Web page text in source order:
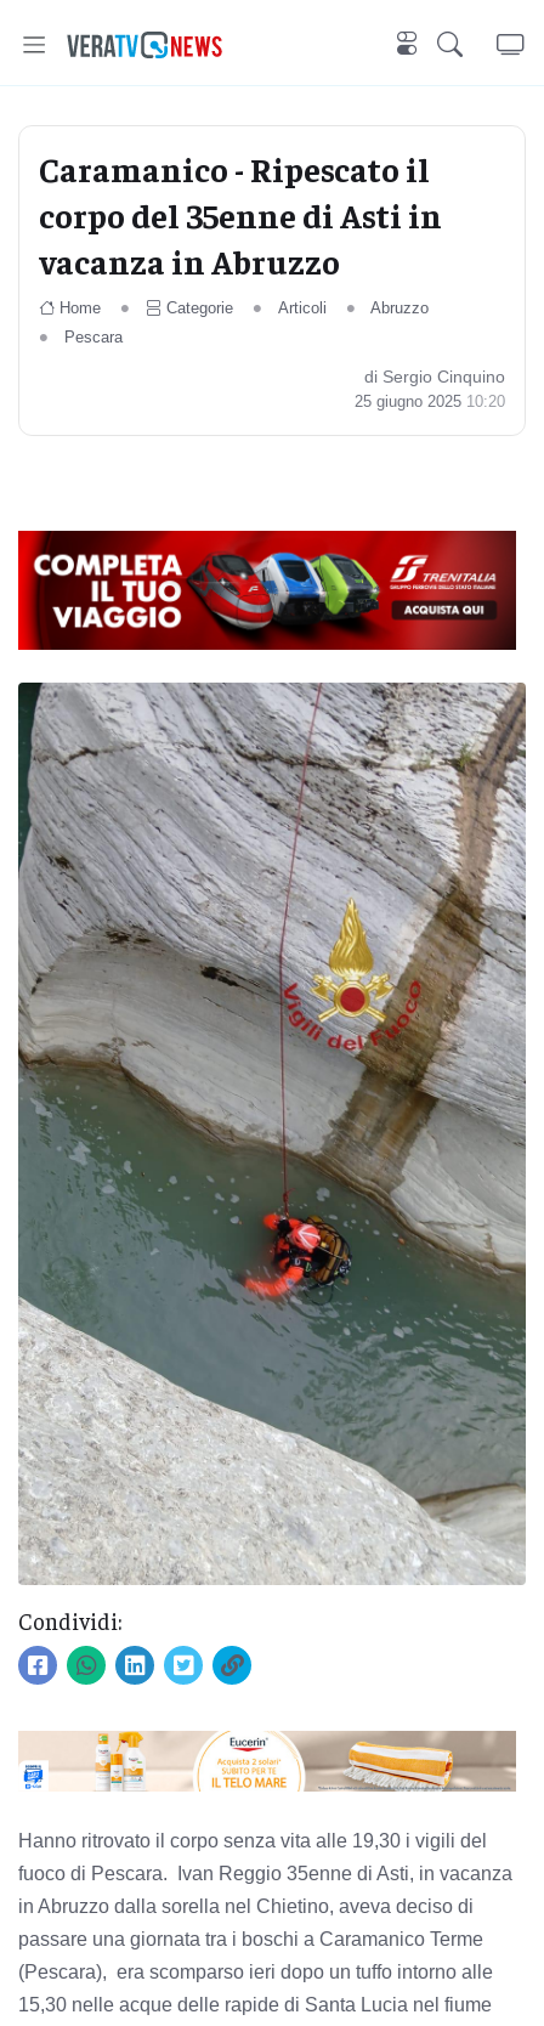
Caramanico - Ripescato il
corpo del 35enne di Asti in
vacanza in Abruzzo
Home Categorie Articoli
Abruzzo
Pescara
di Sergio Cinquino
25 giugno 2025 10:20
Condividi:
Hanno ritrovato il corpo senza vita alle 19,30 i vigili del
fuoco di Pescara. Ivan Reggio 35enne di Asti, in vacanza
in Abruzzo dalla sorella nel Chietino, aveva deciso di
passare una giornata tra i boschi a Caramanico Terme
(Pescara), era scomparso ieri dopo un tuffo intorno alle
15,30 nelle acque delle rapide di Santa Lucia nel fiume